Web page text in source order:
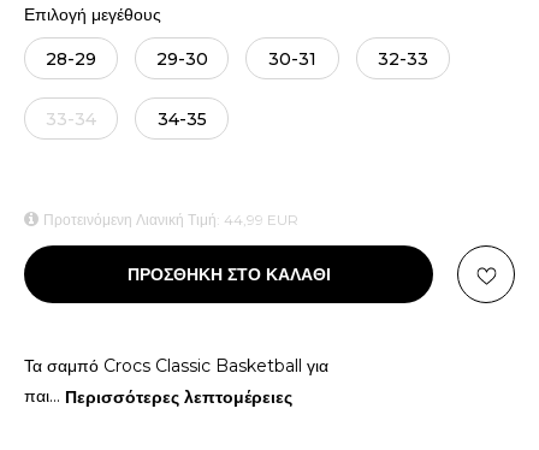
Επιλογή μεγέθους
28-29 29-30 30-31 32-33
33-34 34-35
Προτεινόμενη Λιανική Τιμή: 44,99 EUR
ΠΡΟΣΘΗΚΗ ΣΤΟ ΚΑΛΑΘΙ
Τα σαμπό Crocs Classic Basketball για
παι... Περισσότερες λεπτομέρειες